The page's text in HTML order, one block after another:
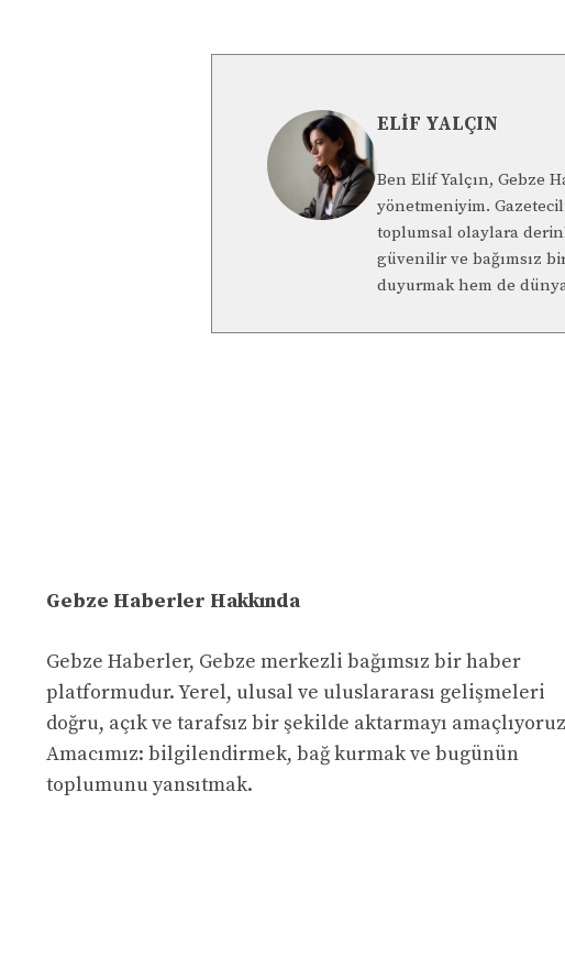
ELIF YALÇIN
Ben Elif Yalçın, Gebze
yönetmeniyim.
toplumsal olaylara
güvenilir ve bağımsız
duyurmak hem de
Gebze Haberler Hakkında
Gebze Haberler, Gebze merkezli bağımsız bir haber
platformudur. Yerel, ulusal ve uluslararası gelişmeleri
doğru, açık ve tarafsız bir şekilde aktarmayı
Amacımız: bilgilendirmek, bağ kurmak ve bugünün
toplumunu yansıtmak.